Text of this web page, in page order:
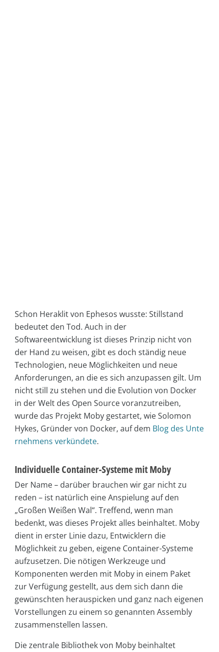
Schon Heraklit von Ephesos wusste: Stillstand
bedeutet den Tod. Auch in der
Softwareentwicklung ist dieses Prinzip nicht von
der Hand zu weisen, gibt es doch ständig neue
Technologien, neue Möglichkeiten und neue
Anforderungen, an die es sich anzupassen gilt. Um
nicht still zu stehen und die Evolution von Docker
in der Welt des Open Source voranzutreiben,
wurde das Projekt Moby gestartet, wie Solomon
Hykes, Gründer von Docker, auf dem Blog des Unte
rnehmens verkündete.
Individuelle Container-Systeme mit Moby
Der Name – darüber brauchen wir gar nicht zu
reden – ist natürlich eine Anspielung auf den
„Großen Weißen Wal“. Treffend, wenn man
bedenkt, was dieses Projekt alles beinhaltet. Moby
dient in erster Linie dazu, Entwicklern die
Möglichkeit zu geben, eigene Container-Systeme
aufzusetzen. Die nötigen Werkzeuge und
Komponenten werden mit Moby in einem Paket
zur Verfügung gestellt, aus dem sich dann die
gewünschten herauspicken und ganz nach eigenen
Vorstellungen zu einem so genannten Assembly
zusammenstellen lassen.
Die zentrale Bibliothek von Moby beinhaltet